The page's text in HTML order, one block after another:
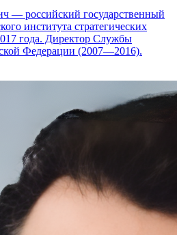
— российский государственный
института стратегических
года. Директор Службы
Федерации (2007—2016).